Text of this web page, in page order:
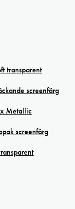
transparent
screenfärg
Metallic
screenfärg